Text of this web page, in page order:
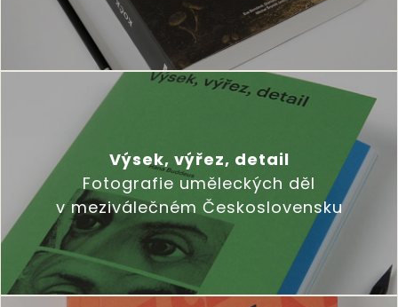
Výsek, výřez, detail
Fotografie uměleckých děl
v meziválečném Československu